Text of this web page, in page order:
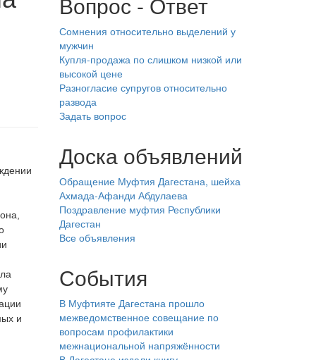
и
Сомнения относительно выделений у
мужчин
Купля-продажа по слишком низкой или
высокой цене
Разногласие супругов относительно
развода
Задать вопрос
Доска объявлений
Обращение Муфтия Дагестана, шейха
Ахмада-Афанди Абдулаева
Поздравление муфтия Республики
Дагестан
Все объявления
События
В Муфтияте Дагестана прошло
межведомственное совещание по
вопросам профилактики
межнациональной напряжённости